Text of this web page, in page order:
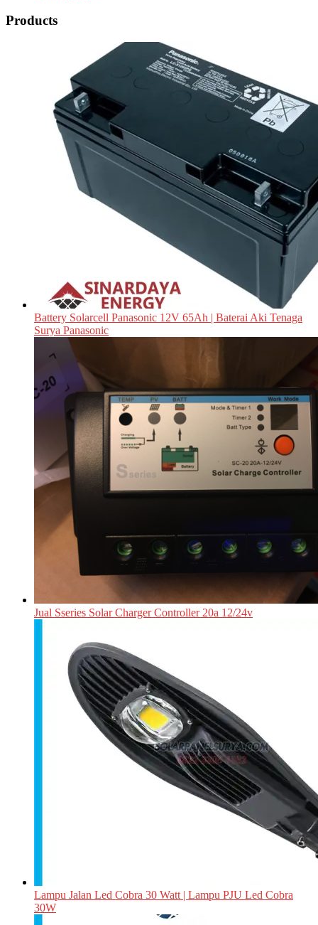
Products
Battery Solarcell Panasonic 12V 65Ah | Baterai Aki Tenaga
Surya Panasonic
Jual Sseries Solar Charger Controller 20a 12/24v
Lampu Jalan Led Cobra 30 Watt | Lampu PJU Led Cobra
30W